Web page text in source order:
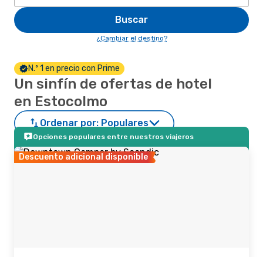
Buscar
¿Cambiar el destino?
N.º 1 en precio con Prime
Un sinfín de ofertas de hotel
en Estocolmo
Ordenar por: Populares
Opciones populares entre nuestros viajeros
Descuento adicional disponible